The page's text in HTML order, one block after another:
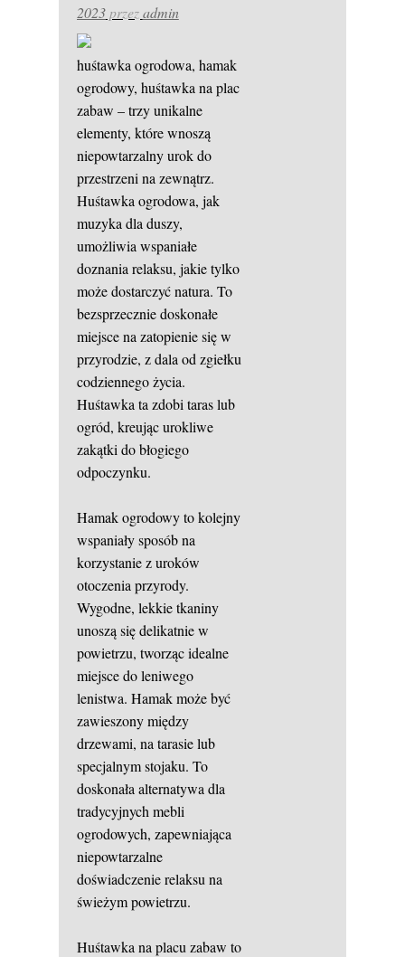
2023przezadmin
huśtawka ogrodowa, hamak
ogrodowy, huśtawka na plac
zabaw – trzy unikalne
elementy, które wnoszą
niepowtarzalny urok do
przestrzeni na zewnątrz.
Huśtawka ogrodowa, jak
muzyka dla duszy,
umożliwia wspaniałe
doznania relaksu, jakie tylko
może dostarczyć natura. To
bezsprzecznie doskonałe
miejsce na zatopienie się w
przyrodzie, z dala od zgiełku
codziennego życia.
Huśtawka ta zdobi taras lub
ogród, kreując urokliwe
zakątki do błogiego
odpoczynku.
Hamak ogrodowy to kolejny
wspaniały sposób na
korzystanie z uroków
otoczenia przyrody.
Wygodne, lekkie tkaniny
unoszą się delikatnie w
powietrzu, tworząc idealne
miejsce do leniwego
lenistwa. Hamak może być
zawieszony między
drzewami, na tarasie lub
specjalnym stojaku. To
doskonała alternatywa dla
tradycyjnych mebli
ogrodowych, zapewniająca
niepowtarzalne
doświadczenie relaksu na
świeżym powietrzu.
Huśtawka na placu zabaw to